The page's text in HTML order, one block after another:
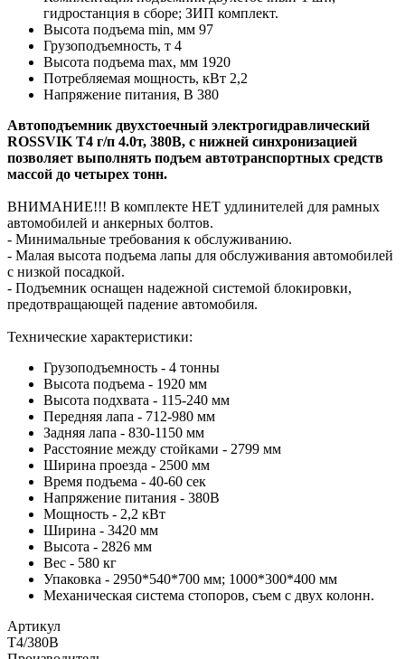
гидростанция в сборе; ЗИП комплект.
Высота подъема min, мм 97
Грузоподъемность, т 4
Высота подъема max, мм 1920
Потребляемая мощность, кВт 2,2
Напряжение питания, В 380
Автоподъемник двухстоечный электрогидравлический
ROSSVIK T4 г/п 4.0т, 380В, с нижней синхронизацией
позволяет выполнять подъем автотранспортных средств
массой до четырех тонн.
ВНИМАНИЕ!!! В комплекте НЕТ удлинителей для рамных
автомобилей и анкерных болтов.
- Минимальные требования к обслуживанию.
- Малая высота подъема лапы для обслуживания автомобилей
с низкой посадкой.
- Подъемник оснащен надежной системой блокировки,
предотвращающей падение автомобиля.
Технические характеристики:
Грузоподъемность - 4 тонны
Высота подъема - 1920 мм
Высота подхвата - 115-240 мм
Передняя лапа - 712-980 мм
Задняя лапа - 830-1150 мм
Расстояние между стойками - 2799 мм
Ширина проезда - 2500 мм
Время подъема - 40-60 сек
Напряжение питания - 380В
Мощность - 2,2 кВт
Ширина - 3420 мм
Высота - 2826 мм
Вес - 580 кг
Упаковка - 2950*540*700 мм; 1000*300*400 мм
Механическая система стопоров, съем с двух колонн.
Артикул
T4/380В